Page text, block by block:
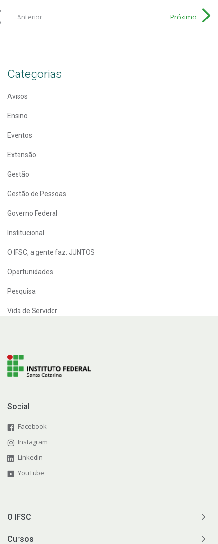
Anterior Próximo
Categorias
Avisos
Ensino
Eventos
Extensão
Gestão
Gestão de Pessoas
Governo Federal
Institucional
O IFSC, a gente faz: JUNTOS
Oportunidades
Pesquisa
Vida de Servidor
Social
Facebook
Instagram
LinkedIn
YouTube
O IFSC
Cursos